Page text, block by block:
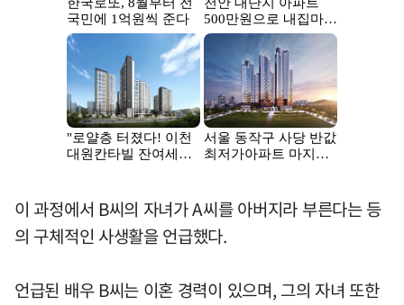
이 과정에서 B씨의 자녀가 A씨를 아버지라 부른다는 등
의 구체적인 사생활을 언급했다.
언급된 배우 B씨는 이혼 경력이 있으며, 그의 자녀 또한